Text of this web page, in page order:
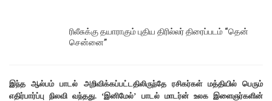
ரிலீசுக்கு தயாராகும் புதிய திரில்லர் திரைப்படம் “தென்
சென்னை”
இந்த ஆல்பம் பாடல் அறிவிக்கப்பட்டதிலிருந்தே ரசிகர்கள் மத்தியில் பெரும்
எதிர்பார்ப்பு நிலவி வந்தது. ‘இனிமேல்’ பாடல் மாடர்ன் உலக இளைஞர்களின்